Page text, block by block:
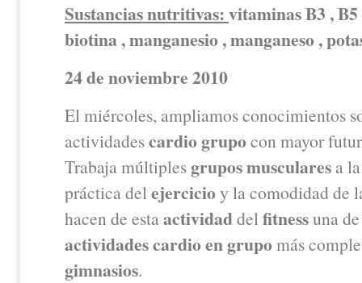
Sustancias nutritivas:vitaminas B3 ,
biotina , manganesio , manganeso ,
24 de noviembre 2010
El miércoles, ampliamos conocimientos
actividadescardio grupocon mayor
Trabaja múltiples grupos musculares a
práctica delejercicioy la comodidad de
hacen de estaactividaddelfitnessuna
actividades cardio en grupomás
gimnasios.